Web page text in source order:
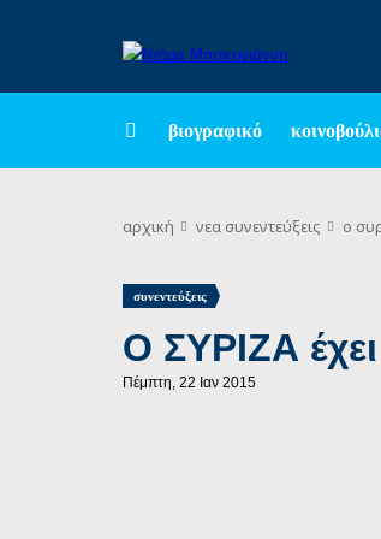
βιογραφικό
αρχική νεα συνεντεύξεις ο
συνεντεύξεις
Ο ΣΥΡΙΖΑ
Πέμπτη, 22 Ιαν 2015